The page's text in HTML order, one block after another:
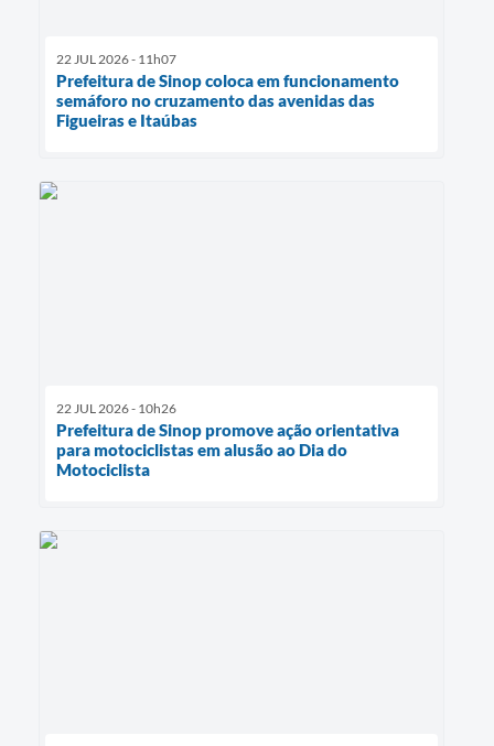
22 JUL 2026 - 11h07
Prefeitura de Sinop coloca em funcionamento
semáforo no cruzamento das avenidas das
Figueiras e Itaúbas
22 JUL 2026 - 10h26
Prefeitura de Sinop promove ação orientativa
para motociclistas em alusão ao Dia do
Motociclista